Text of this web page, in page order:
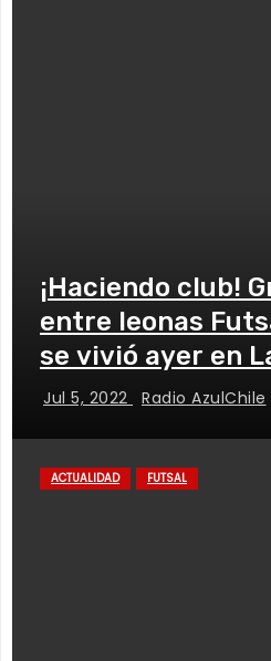
¡Haciendo club!
entre leonas
se vivió ayer en
Jul 5, 2022 Radio AzulChile
ACTUALIDAD FUTSAL